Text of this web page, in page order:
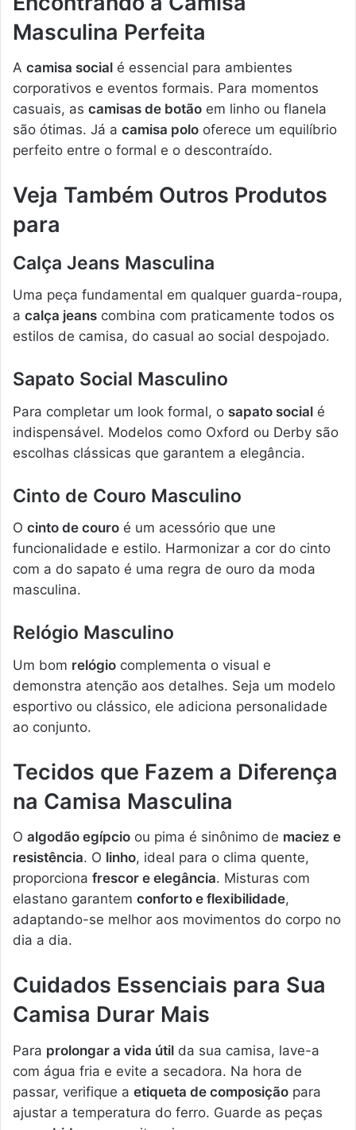
Masculina Perfeita
A camisa social é essencial para ambientes
corporativos e eventos formais. Para momentos
casuais, as camisas de botão em linho ou flanela
são ótimas. Já a camisa polo oferece um equilíbrio
perfeito entre o formal e o descontraído.
Veja Também Outros Produtos
para
Calça Jeans Masculina
Uma peça fundamental em qualquer guarda-roupa,
a calça jeans combina com praticamente todos os
estilos de camisa, do casual ao social despojado.
Sapato Social Masculino
Para completar um look formal, o sapato social é
indispensável. Modelos como Oxford ou Derby são
escolhas clássicas que garantem a elegância.
Cinto de Couro Masculino
O cinto de couro é um acessório que une
funcionalidade e estilo. Harmonizar a cor do cinto
com a do sapato é uma regra de ouro da moda
masculina.
Relógio Masculino
Um bom relógio complementa o visual e
demonstra atenção aos detalhes. Seja um modelo
esportivo ou clássico, ele adiciona personalidade
ao conjunto.
Tecidos que Fazem a Diferença
na Camisa Masculina
O algodão egípcio ou pima é sinônimo de maciez e
resistência. O linho, ideal para o clima quente,
proporciona frescor e elegância. Misturas com
elastano garantem conforto e flexibilidade,
adaptando-se melhor aos movimentos do corpo no
dia a dia.
Cuidados Essenciais para Sua
Camisa Durar Mais
Para prolongar a vida útil da sua camisa, lave-a
com água fria e evite a secadora. Na hora de
passar, verifique a etiqueta de composição para
ajustar a temperatura do ferro. Guarde as peças